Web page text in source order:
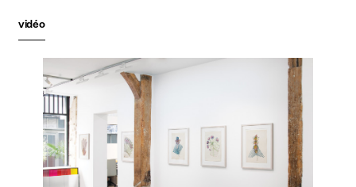
expositions
actualités
publications
ressources
à propos
contact
vidéo